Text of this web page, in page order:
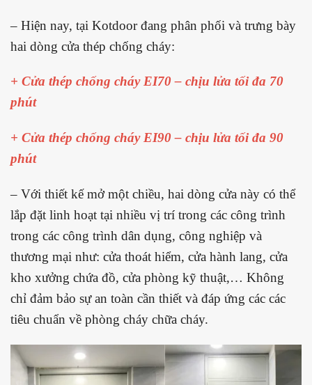
– Hiện nay, tại Kotdoor đang phân phối và trưng bày
hai dòng cửa thép chống cháy:
+ Cửa thép chống cháy EI70 – chịu lửa tối đa 70
phút
+ Cửa thép chống cháy EI90 – chịu lửa tối đa 90
phút
– Với thiết kế mở một chiều, hai dòng cửa này có thể
lắp đặt linh hoạt tại nhiều vị trí trong các công trình
trong các công trình dân dụng, công nghiệp và
thương mại như: cửa thoát hiểm, cửa hành lang, cửa
kho xưởng chứa đồ, cửa phòng kỹ thuật,… Không
chỉ đảm bảo sự an toàn cần thiết và đáp ứng các các
tiêu chuẩn về phòng cháy chữa cháy.